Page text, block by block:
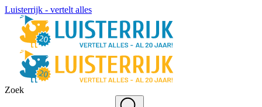
Luisterrijk - vertelt alles
Zoek